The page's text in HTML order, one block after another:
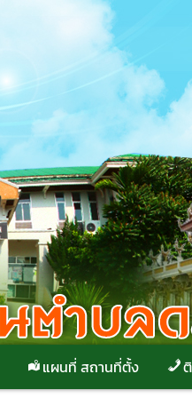
แผนที่ สถานที่ตั้ง